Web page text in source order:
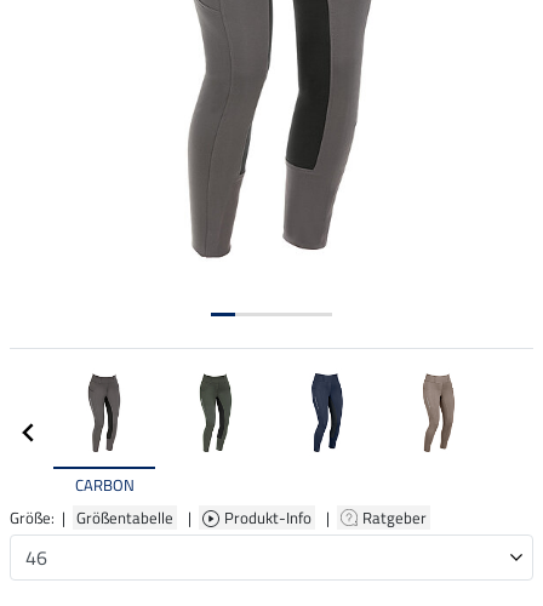
CARBON
Größe: | Größentabelle | Produkt-Info | Ratgeber